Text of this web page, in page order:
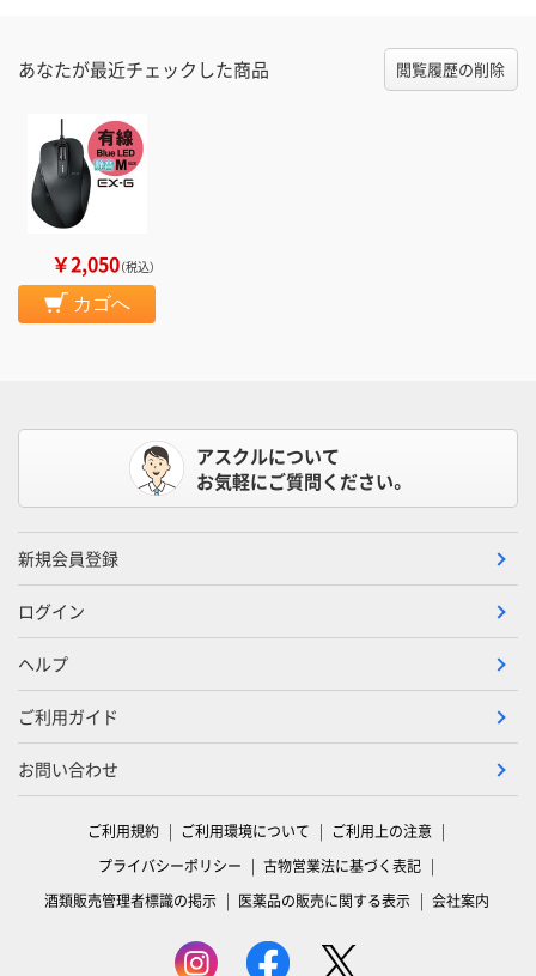
あなたが最近チェックした商品 閲覧履歴の削除
￥2,050（税込）
カゴへ
アスクルについて
お気軽にご質問ください。
新規会員登録
ログイン
ヘルプ
ご利用ガイド
お問い合わせ
ご利用規約 ご利用環境について
ご利用上の注意
プライバシーポリシー
古物営業法に基づく表記
酒類販売管理者標識の掲示
医薬品の販売に関する表示 会社案内